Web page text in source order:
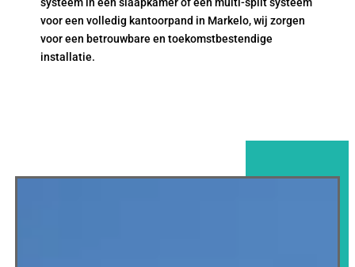
voor een volledig kantoorpand in Markelo, wij zorgen
voor een betrouwbare en toekomstbestendige
installatie.